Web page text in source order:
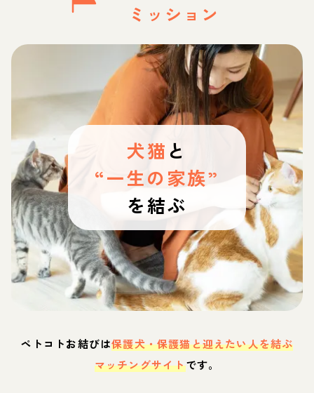
ミッション
犬猫 と
“一生の家族”
を結ぶ
ペトコトお結びは保護犬・保護猫と迎えたい人を結ぶ
マッチングサイトです。